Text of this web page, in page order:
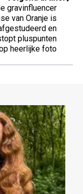
gravinfluencer
van Oranje is
en
pluspunten
heerlijke foto